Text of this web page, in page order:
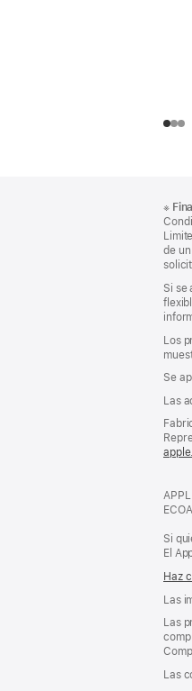
a
pie
de
al
pie
※
de
Si se
Los
Se
Las
Si
El
Haz
Las
Las
Las